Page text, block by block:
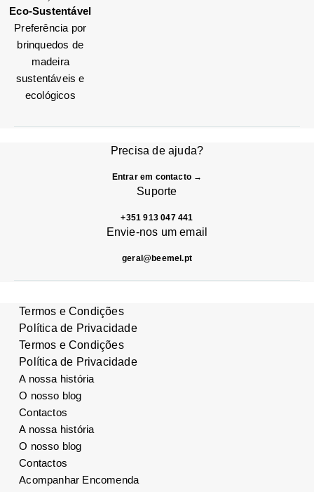
Eco-Sustentável
Preferência por
brinquedos de
madeira
sustentáveis e
ecológicos
Precisa de ajuda?
Entrar em contacto →
Suporte
+351 913 047 441
Envie-nos um email
geral@beemel.pt
Termos e Condições
Política de Privacidade
Termos e Condições
Política de Privacidade
A nossa história
O nosso blog
Contactos
A nossa história
O nosso blog
Contactos
Acompanhar Encomenda